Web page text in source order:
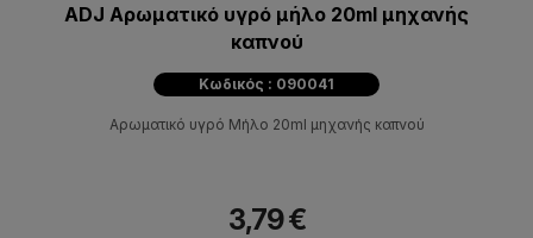
ADJ Αρωματικό υγρό μήλο 20ml μηχανής
καπνού
Κωδικός : 090041
Αρωματικό υγρό Μήλο 20ml μηχανής καπνού
3,79 €